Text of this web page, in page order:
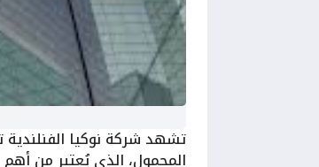
تشهد شركة نوكيا